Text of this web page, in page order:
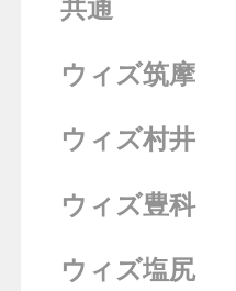
共通
ウィズ筑摩
ウィズ村井
ウィズ豊科
ウィズ塩尻